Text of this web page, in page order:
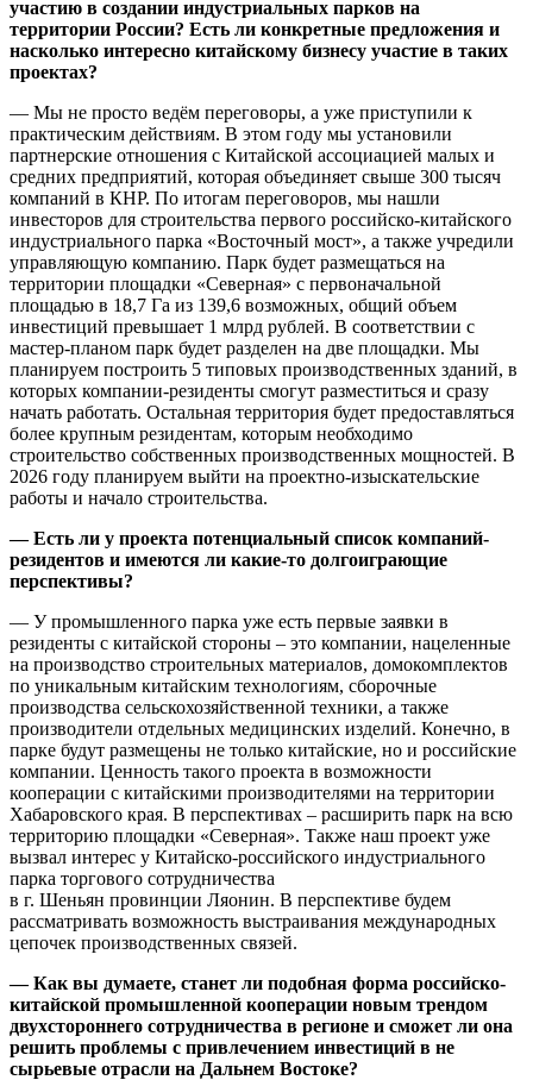
участию в создании индустриальных парков на
территории России? Есть ли конкретные предложения и
насколько интересно китайскому бизнесу участие в таких
проектах?
— Мы не просто ведём переговоры, а уже приступили к
практическим действиям. В этом году мы установили
партнерские отношения с Китайской ассоциацией малых и
средних предприятий, которая объединяет свыше 300 тысяч
компаний в КНР. По итогам переговоров, мы нашли
инвесторов для строительства первого российско-китайского
индустриального парка «Восточный мост», а также учредили
управляющую компанию. Парк будет размещаться на
территории площадки «Северная» с первоначальной
площадью в 18,7 Га из 139,6 возможных, общий объем
инвестиций превышает 1 млрд рублей. В соответствии с
мастер-планом парк будет разделен на две площадки. Мы
планируем построить 5 типовых производственных зданий, в
которых компании-резиденты смогут разместиться и сразу
начать работать. Остальная территория будет предоставляться
более крупным резидентам, которым необходимо
строительство собственных производственных мощностей. В
2026 году планируем выйти на проектно-изыскательские
работы и начало строительства.
— Есть ли у проекта потенциальный список компаний-
резидентов и имеются ли какие-то долгоиграющие
перспективы?
— У промышленного парка уже есть первые заявки в
резиденты с китайской стороны – это компании, нацеленные
на производство строительных материалов, домокомплектов
по уникальным китайским технологиям, сборочные
производства сельскохозяйственной техники, а также
производители отдельных медицинских изделий. Конечно, в
парке будут размещены не только китайские, но и российские
компании. Ценность такого проекта в возможности
кооперации с китайскими производителями на территории
Хабаровского края. В перспективах – расширить парк на всю
территорию площадки «Северная». Также наш проект уже
вызвал интерес у Китайско-российского индустриального
парка торгового сотрудничества
в г. Шеньян провинции Ляонин. В перспективе будем
рассматривать возможность выстраивания международных
цепочек производственных связей.
— Как вы думаете, станет ли подобная форма российско-
китайской промышленной кооперации новым трендом
двухстороннего сотрудничества в регионе и сможет ли она
решить проблемы с привлечением инвестиций в не
сырьевые отрасли на Дальнем Востоке?